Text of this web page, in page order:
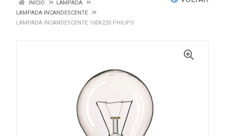
INÍCIO
LAMPADA
LAMPADA INCANDESCENTE
LAMPADA INCANDESCENTE 100X220 PHILIPS